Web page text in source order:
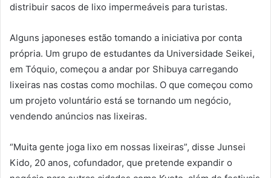
distribuir sacos de lixo impermeáveis para turistas.
Alguns japoneses estão tomando a iniciativa por conta
própria. Um grupo de estudantes da Universidade Seikei,
em Tóquio, começou a andar por Shibuya carregando
lixeiras nas costas como mochilas. O que começou como
um projeto voluntário está se tornando um negócio,
vendendo anúncios nas lixeiras.
“Muita gente joga lixo em nossas lixeiras”, disse Junsei
Kido, 20 anos, cofundador, que pretende expandir o